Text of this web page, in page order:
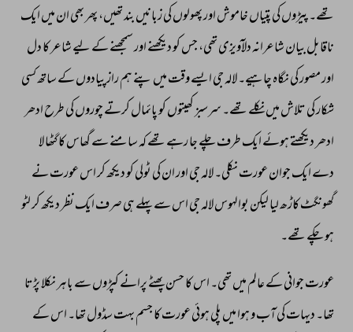
تھے۔ پیڑوں کی پتیاں خاموش اور پھولوں کی زبانیں بند تھیں، پھر بھی ان میں ایک
ناقابل بیان شاعرانہ دلآویزی تھی، جس کو دیکھنے اور سمجھنے کے لیے شاعر کا دل
اور مصور کی نگاہ چاہیے۔ لالہ جی ایسے وقت میں پنے ہم راز پیادوں کے ساتھ کسی
شکار کی تلاش میں نکلے تھے۔ سرسبز کھیتوں کو پائمال کرتے چوروں کی طرح ادھر
ادھر دیکھتے ہوئے ایک طرف چلے جا رہے تھے کہ سامنے سے گھاس کا گٹھا لا
دے ایک جوان عورت نکلی۔ لالہ جی اور ان کی ٹولی کو دیکھ کر اس عورت نے
گھونگٹ کاڑھ لیا لیکن بوالہوس لالہ جی اس سے پہلے ہی صرف ایک نظر دیکھ کر لٹو
ہو چکے تھے۔
عورت جوانی کے عالم میں تھی۔ اس کا حسن پھٹے پرانے کپڑوں سے باہر نکلا پڑتا
تھا۔ دیہات کی آب و ہوا میں پلی ہوئی عورت کا جسم بہت سڈول تھا۔ اس کے